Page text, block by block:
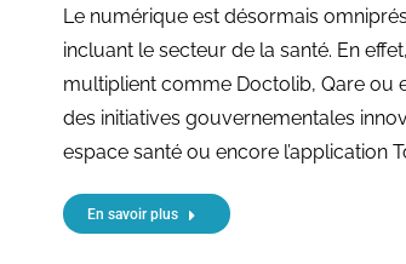
Le numérique est désormais
incluant le secteur de la santé. En
multiplient comme Doctolib, Qare ou
des initiatives gouvernementales
espace santé ou encore l’application
En savoir plus